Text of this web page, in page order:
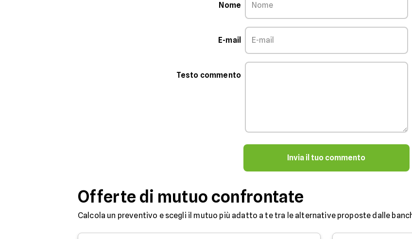
Nome
E-mail
Testo commento
Invia il tuo commento
Offerte di mutuo confrontate
Calcola un preventivo e scegli il mutuo più adatto a te tra le alternative proposte dalle